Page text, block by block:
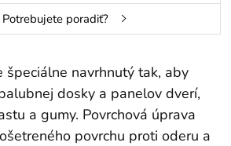
Potrebujete poradiť?
špeciálne navrhnutý tak, aby
dosky a panelov dverí,
a gumy. Povrchová úprava
povrchu proti oderu a